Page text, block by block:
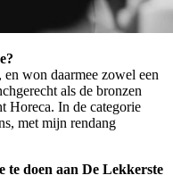
en won daarmee zowel een
als de bronzen
Horeca. In de categorie
met mijn rendang
te doen aan De Lekkerste